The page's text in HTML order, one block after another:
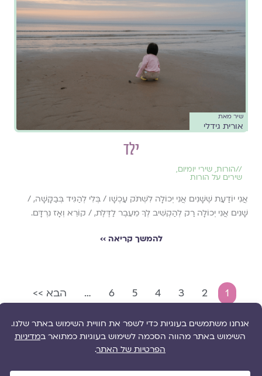
שיר מאת
אורית גידלי
ילד
//הורות, שירי יומיום,
שירים על הורות
אֲנִי יוֹדַעַת שֶׁשָּׁנִים אֲנִי יְכוֹלָה לִשְׁתֹּק עַכְשָׁו / בְּלִי לְהַגִּיד בְּבַקָּשָׁה, /
שָׁנִים אֲנִי יְכוֹלָה רַק לְהַקְשִׁיב לְךָ מֵעֵבֶר לַדֶּלֶת, / קוֹרֵא וְאָז נִרְדָּם.
להמשך קריאה ››
1
2
3
4
5
6
… הבא >>
גלו עוד תכנים:
Search